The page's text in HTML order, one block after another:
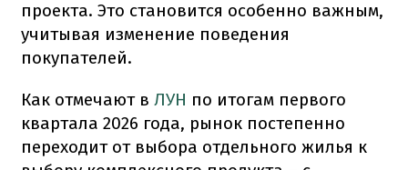
проекта. Это становится особенно важным,
учитывая изменение поведения
покупателей.
Как отмечают в ЛУН по итогам первого
квартала 2026 года, рынок постепенно
переходит от выбора отдельного жилья к